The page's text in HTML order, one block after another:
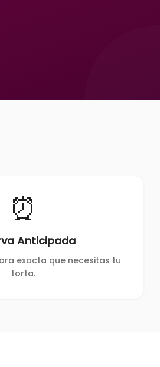
⏰
Anticipada
exacta que necesitas tu
torta.